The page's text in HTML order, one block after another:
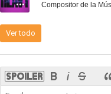
Compositor de la
Ver todo